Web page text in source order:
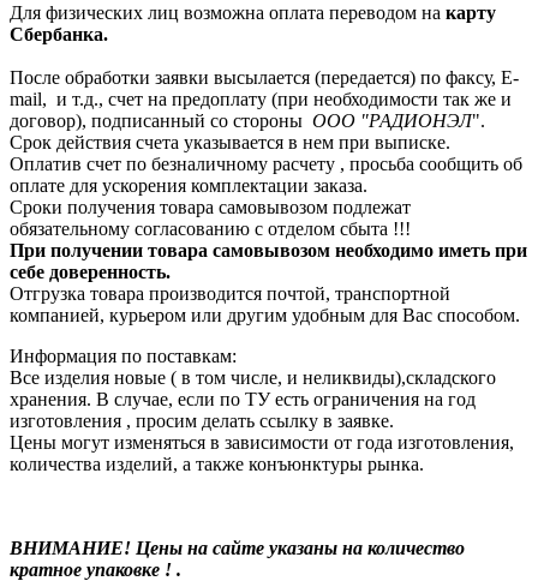
Для физических лиц возможна оплата переводом на карту
Сбербанка.
После обработки заявки высылается (передается) по факсу, E-
mail, и т.д., счет на предоплату (при необходимости так же и
договор), подписанный со стороны ООО "РАДИОНЭЛ".
Срок действия счета указывается в нем при выписке.
Оплатив счет по безналичному расчету , просьба сообщить об
оплате для ускорения комплектации заказа.
Сроки получения товара самовывозом подлежат
обязательному согласованию с отделом сбыта !!!
При получении товара самовывозом необходимо иметь при
себе доверенность.
Отгрузка товара производится почтой, транспортной
компанией, курьером или другим удобным для Вас способом.
Информация по поставкам:
Все изделия новые ( в том числе, и неликвиды),складского
хранения. В случае, если по ТУ есть ограничения на год
изготовления , просим делать ссылку в заявке.
Цены могут изменяться в зависимости от года изготовления,
количества изделий, а также конъюнктуры рынка.
ВНИМАНИЕ! Цены на сайте указаны на количество
кратное упаковке ! .